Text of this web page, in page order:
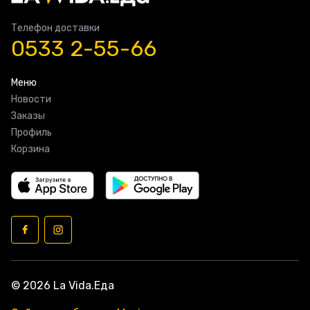
Телефон доставки
0533 2-55-66
Меню
Новости
Заказы
Профиль
Корзина
© 2026 La Vida.Еда